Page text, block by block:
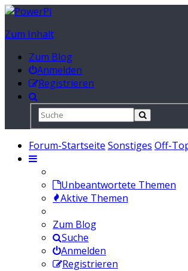
Zum Inhalt
Zum Blog
Anmelden
Registrieren
Forum-Startseite Sonstiges Off-
Unbeantwortete Themen
Aktive Themen
Zum Blog
Suche
Anmelden
Registrieren